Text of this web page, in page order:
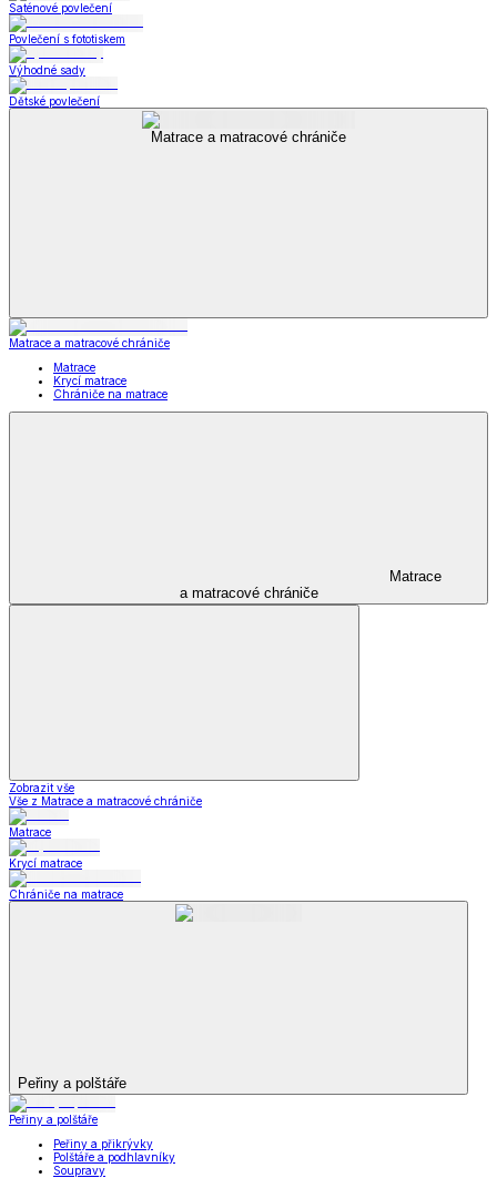
Saténové povlečení
Povlečení s fototiskem
Výhodné sady
Dětské povlečení
Matrace a matracové chrániče
Matrace a matracové chrániče
Matrace
Krycí matrace
Chrániče na matrace
Matrace
a matracové chrániče
Zobrazit vše
Vše z Matrace a matracové chrániče
Matrace
Krycí matrace
Chrániče na matrace
Peřiny a polštáře
Peřiny a polštáře
Peřiny a přikrývky
Polštáře a podhlavníky
Soupravy